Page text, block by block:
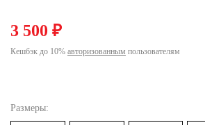
3 500 ₽
Кешбэк до 10% авторизованным пользователям
Размеры: